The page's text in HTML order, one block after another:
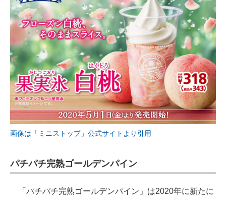
画像は「ミニストップ」公式サイトより引用
パチパチ完熟ゴールデンパイン
「パチパチ完熟ゴールデンパイン」は2020年に新たに